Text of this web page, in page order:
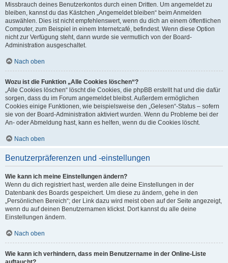
Missbrauch deines Benutzerkontos durch einen Dritten. Um angemeldet zu
bleiben, kannst du das Kästchen „Angemeldet bleiben“ beim Anmelden
auswählen. Dies ist nicht empfehlenswert, wenn du dich an einem öffentlichen
Computer, zum Beispiel in einem Internetcafé, befindest. Wenn diese Option
nicht zur Verfügung steht, dann wurde sie vermutlich von der Board-
Administration ausgeschaltet.
Nach oben
Wozu ist die Funktion „Alle Cookies löschen“?
„Alle Cookies löschen“ löscht die Cookies, die phpBB erstellt hat und die dafür
sorgen, dass du im Forum angemeldet bleibst. Außerdem ermöglichen
Cookies einige Funktionen, wie beispielsweise den „Gelesen“-Status – sofern
sie von der Board-Administration aktiviert wurden. Wenn du Probleme bei der
An- oder Abmeldung hast, kann es helfen, wenn du die Cookies löscht.
Nach oben
Benutzerpräferenzen und -einstellungen
Wie kann ich meine Einstellungen ändern?
Wenn du dich registriert hast, werden alle deine Einstellungen in der
Datenbank des Boards gespeichert. Um diese zu ändern, gehe in den
„Persönlichen Bereich“; der Link dazu wird meist oben auf der Seite angezeigt,
wenn du auf deinen Benutzernamen klickst. Dort kannst du alle deine
Einstellungen ändern.
Nach oben
Wie kann ich verhindern, dass mein Benutzername in der Online-Liste